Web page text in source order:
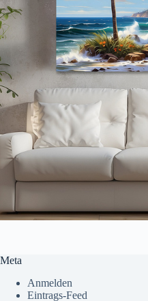
Meta
Anmelden
Eintrags-Feed